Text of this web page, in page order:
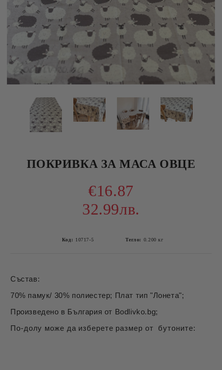
ПОКРИВКА ЗА МАСА ОВЦЕ
€16.87
32.99лв.
Код: 10717-5 Тегло: 0.200 кг
Състав:
70% памук/ 30% полиестер; Плат тип "Лонета";
Произведено в България от Bodlivko.bg;
По-долу може да изберете размер от бутоните: